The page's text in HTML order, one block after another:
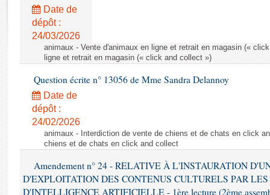
Rapports législatifs
Rapports sur l'application des lois
Baromètre de l’application des lois
Dossiers législatifs
Budget et sécurité sociale
Questions écrites et orales
Comptes rendus des débats
Date de
dépôt :
24/03/2026
animaux - Vente d'animaux en ligne et retrait en magasin («
ligne et retrait en magasin (« click and collect »)
Question écrite n° 13056 de Mme Sandra Delannoy
Date de
dépôt :
24/02/2026
animaux - Interdiction de vente de chiens et de chats en click
chiens et de chats en click and collect
Amendement n° 24 - RELATIVE À L'INSTAURATION
D'EXPLOITATION DES CONTENUS CULTURELS PAR LES
D'INTELLIGENCE ARTIFICIELLE - 1ère lecture (2ème